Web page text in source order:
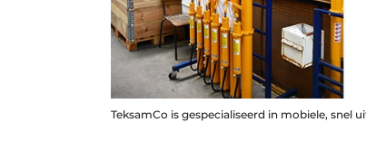
TeksamCo is gespecialiseerd in mobiele, snel